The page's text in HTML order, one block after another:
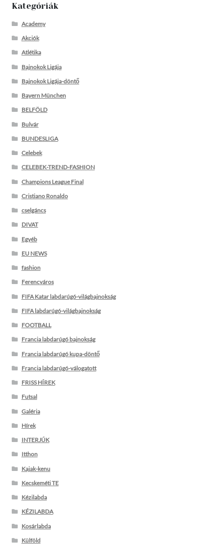
Kategóriák
Academy
Akciók
Atlétika
Bajnokok Ligája
Bajnokok Ligája-döntő
Bayern München
BELFÖLD
Bulvár
BUNDESLIGA
Celebek
CELEBEK-TREND-FASHION
Champions League Final
Cristiano Ronaldo
cselgáncs
DIVAT
Egyéb
EU NEWS
fashion
Ferencváros
FIFA Katar labdarúgó-világbajnokság
FIFA labdarúgó-világbajnokság
FOOTBALL
Francia labdarúgó bajnokság
Francia labdarúgó kupa-döntő
Francia labdarúgó-válogatott
FRISS HÍREK
Futsal
Galéria
Hírek
INTERJÚK
Itthon
Kajak-kenu
Kecskeméti TE
Kézilabda
KÉZILABDA
Kosárlabda
Külföld